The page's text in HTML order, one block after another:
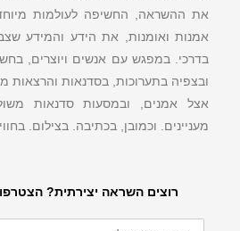
רוצים השראה יצירתית?
את ההשראה, החשיפה לעולמות
אמנות ואומנות, את הידע והמידע
בדרכי. במפגש עם אנשים ויוצרים,
ובצפיה בתערוכות, בסדנאות והרצאות
אצל אמנים, ובמסעות סדנאות
מעניינים. וכמובן, בכתיבה. בצילום.